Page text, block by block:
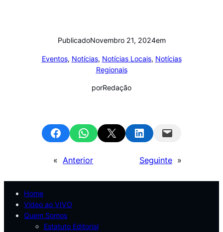
PublicadoNovembro 21, 2024em
Eventos, Notícias, Notícias Locais, Notícias
Regionais
porRedação
Share on FacebookShare on WhatsApp
Email this Page Share on LinkedInEmail this Page
« Anterior Seguinte »
Home
Vídeo ao VIVO
Quem Somos
Estatuto Editorial